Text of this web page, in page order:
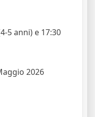
5 anni) e 17:30
2026